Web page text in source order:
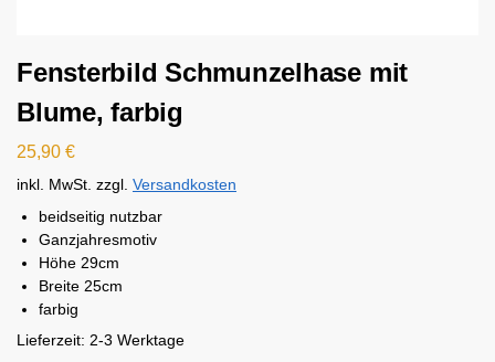
Fensterbild Schmunzelhase mit
Blume, farbig
25,90 €
inkl. MwSt. zzgl. Versandkosten
beidseitig nutzbar
Ganzjahresmotiv
Höhe 29cm
Breite 25cm
farbig
Lieferzeit: 2-3 Werktage